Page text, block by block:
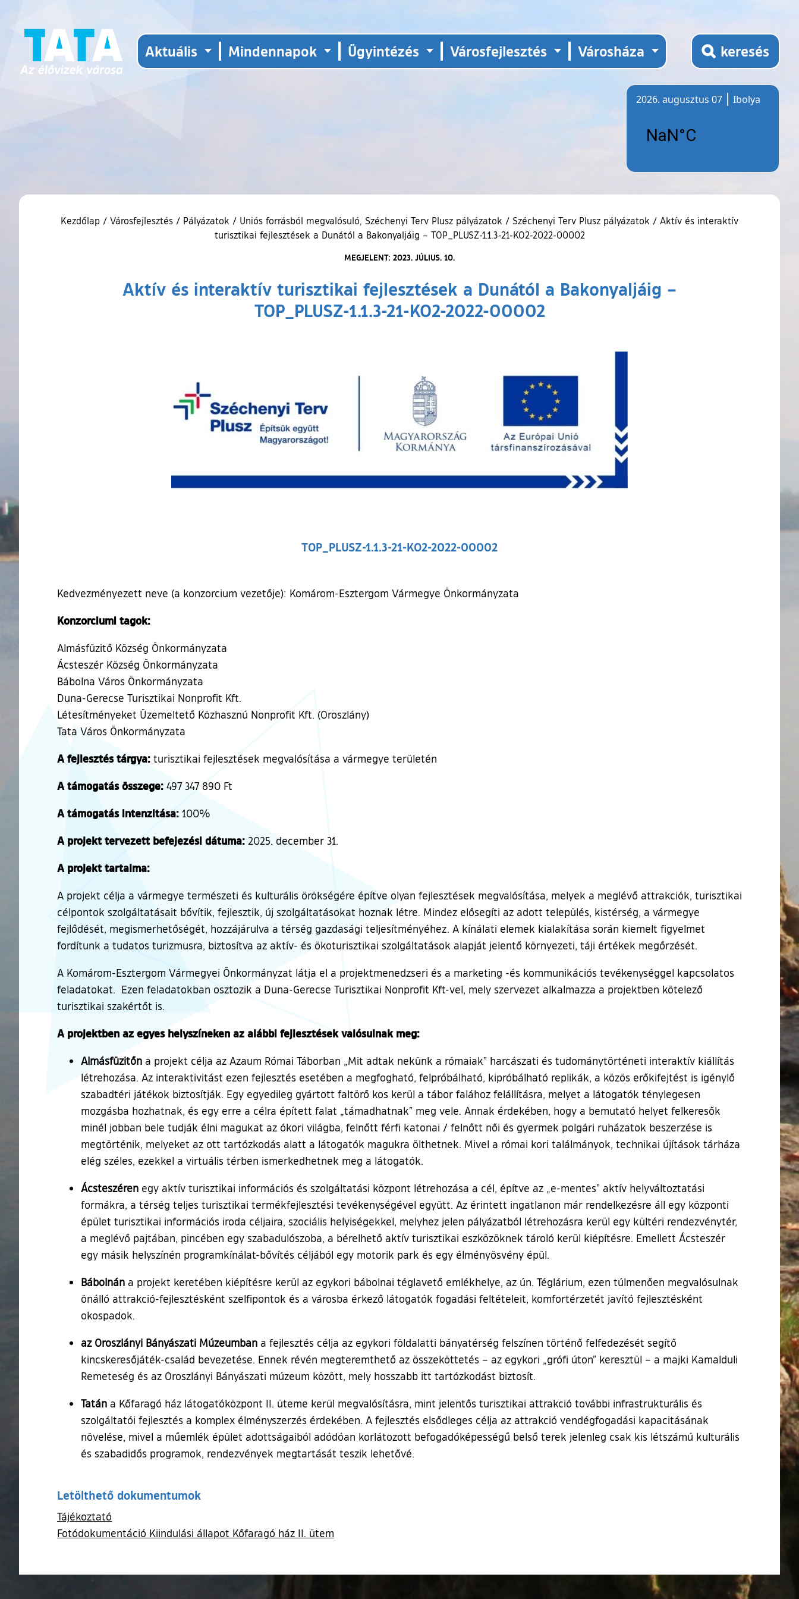
Aktuális Mindennapok Ügyintézés Városfejlesztés Városháza keresés
2026. augusztus 07
Ibolya
Kezdőlap / Városfejlesztés / Pályázatok / Uniós forrásból megvalósuló, Széchenyi Terv Plusz pályázatok / Széchenyi Terv Plusz pályázatok / Aktív és interaktív
turisztikai fejlesztések a Dunától a Bakonyaljáig – TOP_PLUSZ-1.1.3-21-KO2-2022-00002
MEGJELENT: 2023. JÚLIUS. 10.
Aktív és interaktív turisztikai fejlesztések a Dunától a Bakonyaljáig –
TOP_PLUSZ-1.1.3-21-KO2-2022-00002
TOP_PLUSZ-1.1.3-21-KO2-2022-00002
Kedvezményezett neve (a konzorcium vezetője): Komárom-Esztergom Vármegye Önkormányzata
Konzorciumi tagok:
Almásfüzitő Község Önkormányzata
Ácsteszér Község Önkormányzata
Bábolna Város Önkormányzata
Duna-Gerecse Turisztikai Nonprofit Kft.
Létesítményeket Üzemeltető Közhasznú Nonprofit Kft. (Oroszlány)
Tata Város Önkormányzata
A fejlesztés tárgya: turisztikai fejlesztések megvalósítása a vármegye területén
A támogatás összege: 497 347 890 Ft
A támogatás intenzitása: 100%
A projekt tervezett befejezési dátuma: 2025. december 31.
A projekt tartalma:
A projekt célja a vármegye természeti és kulturális örökségére építve olyan fejlesztések megvalósítása, melyek a meglévő attrakciók, turisztikai
célpontok szolgáltatásait bővítik, fejlesztik, új szolgáltatásokat hoznak létre. Mindez elősegíti az adott település, kistérség, a vármegye
fejlődését, megismerhetőségét, hozzájárulva a térség gazdasági teljesítményéhez. A kínálati elemek kialakítása során kiemelt figyelmet
fordítunk a tudatos turizmusra, biztosítva az aktív- és ökoturisztikai szolgáltatások alapját jelentő környezeti, táji értékek megőrzését.
A Komárom-Esztergom Vármegyei Önkormányzat látja el a projektmenedzseri és a marketing -és kommunikációs tevékenységgel kapcsolatos
feladatokat. Ezen feladatokban osztozik a Duna-Gerecse Turisztikai Nonprofit Kft-vel, mely szervezet alkalmazza a projektben kötelező
turisztikai szakértőt is.
A projektben az egyes helyszíneken az alábbi fejlesztések valósulnak meg:
Almásfüzitőn a projekt célja az Azaum Római Táborban „Mit adtak nekünk a rómaiak” harcászati és tudománytörténeti interaktív kiállítás
létrehozása. Az interaktivitást ezen fejlesztés esetében a megfogható, felpróbálható, kipróbálható replikák, a közös erőkifejtést is igénylő
szabadtéri játékok biztosítják. Egy egyedileg gyártott faltörő kos kerül a tábor falához felállításra, melyet a látogatók ténylegesen
mozgásba hozhatnak, és egy erre a célra épített falat „támadhatnak” meg vele. Annak érdekében, hogy a bemutató helyet felkeresők
minél jobban bele tudják élni magukat az ókori világba, felnőtt férfi katonai / felnőtt női és gyermek polgári ruházatok beszerzése is
megtörténik, melyeket az ott tartózkodás alatt a látogatók magukra ölthetnek. Mivel a római kori találmányok, technikai újítások tárháza
elég széles, ezekkel a virtuális térben ismerkedhetnek meg a látogatók.
Ácsteszéren egy aktív turisztikai információs és szolgáltatási központ létrehozása a cél, építve az „e-mentes” aktív helyváltoztatási
formákra, a térség teljes turisztikai termékfejlesztési tevékenységével együtt. Az érintett ingatlanon már rendelkezésre áll egy központi
épület turisztikai információs iroda céljaira, szociális helyiségekkel, melyhez jelen pályázatból létrehozásra kerül egy kültéri rendezvénytér,
a meglévő pajtában, pincében egy szabadulószoba, a bérelhető aktív turisztikai eszközöknek tároló kerül kiépítésre. Emellett Ácsteszér
egy másik helyszínén programkínálat-bővítés céljából egy motorik park és egy élményösvény épül.
Bábolnán a projekt keretében kiépítésre kerül az egykori bábolnai téglavető emlékhelye, az ún. Téglárium, ezen túlmenően megvalósulnak
önálló attrakció-fejlesztésként szelfipontok és a városba érkező látogatók fogadási feltételeit, komfortérzetét javító fejlesztésként
okospadok.
az Oroszlányi Bányászati Múzeumban a fejlesztés célja az egykori földalatti bányatérség felszínen történő felfedezését segítő
kincskeresőjáték-család bevezetése. Ennek révén megteremthető az összeköttetés – az egykori „grófi úton” keresztül – a majki Kamalduli
Remeteség és az Oroszlányi Bányászati múzeum között, mely hosszabb itt tartózkodást biztosít.
Tatán a Kőfaragó ház látogatóközpont II. üteme kerül megvalósításra, mint jelentős turisztikai attrakció további infrastrukturális és
szolgáltatói fejlesztés a komplex élményszerzés érdekében. A fejlesztés elsődleges célja az attrakció vendégfogadási kapacitásának
növelése, mivel a műemlék épület adottságaiból adódóan korlátozott befogadóképességű belső terek jelenleg csak kis létszámú kulturális
és szabadidős programok, rendezvények megtartását teszik lehetővé.
Letölthető dokumentumok
Tájékoztató
Fotódokumentáció Kiindulási állapot Kőfaragó ház II. ütem